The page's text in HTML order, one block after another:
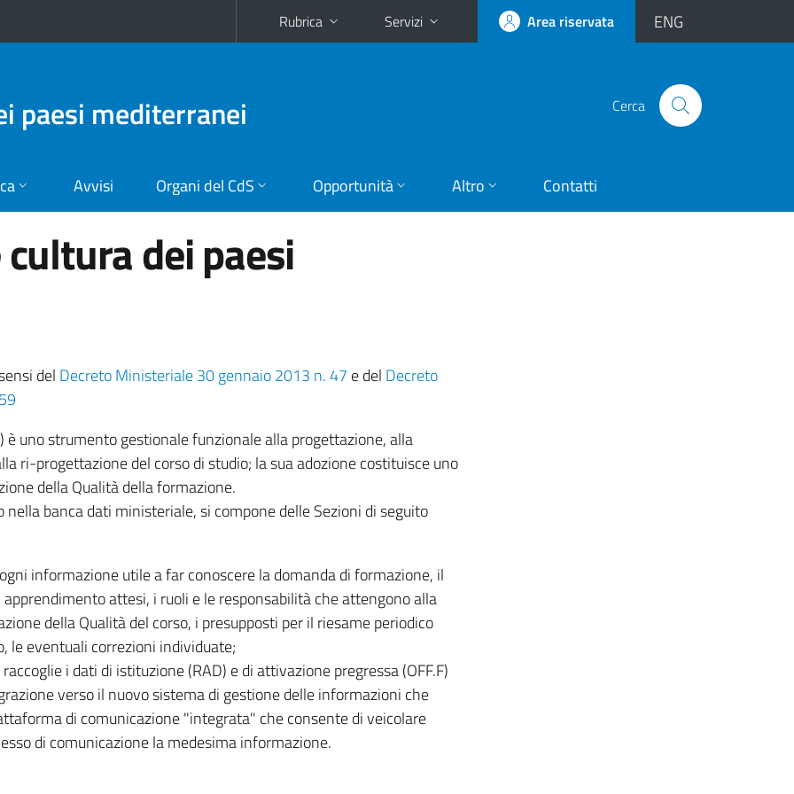
Rubrica Servizi Area riservata ENG
paesi mediterranei Cerca
Avvisi Organi del CdS Opportunità Altro Contatti
dei paesi
del Decreto Ministeriale 30 gennaio 2013 n. 47 e del Decreto
è uno strumento gestionale funzionale alla progettazione, alla
ri-progettazione del corso di studio; la sua adozione costituisce uno
della Qualità della formazione.
banca dati ministeriale, si compone delle Sezioni di seguito
informazione utile a far conoscere la domanda di formazione, il
attesi, i ruoli e le responsabilità che attengono alla
della Qualità del corso, i presupposti per il riesame periodico
le eventuali correzioni individuate;
i dati di istituzione (RAD) e di attivazione pregressa (OFF.F)
verso il nuovo sistema di gestione delle informazioni che
di comunicazione "integrata" che consente di veicolare
di comunicazione la medesima informazione.